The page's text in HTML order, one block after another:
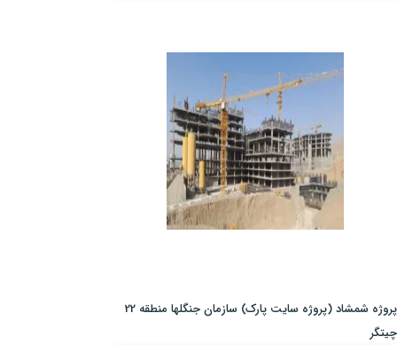
پروژه شمشاد (پروژه سایت پارک) سازمان جنگلها منطقه 22
چیتگر